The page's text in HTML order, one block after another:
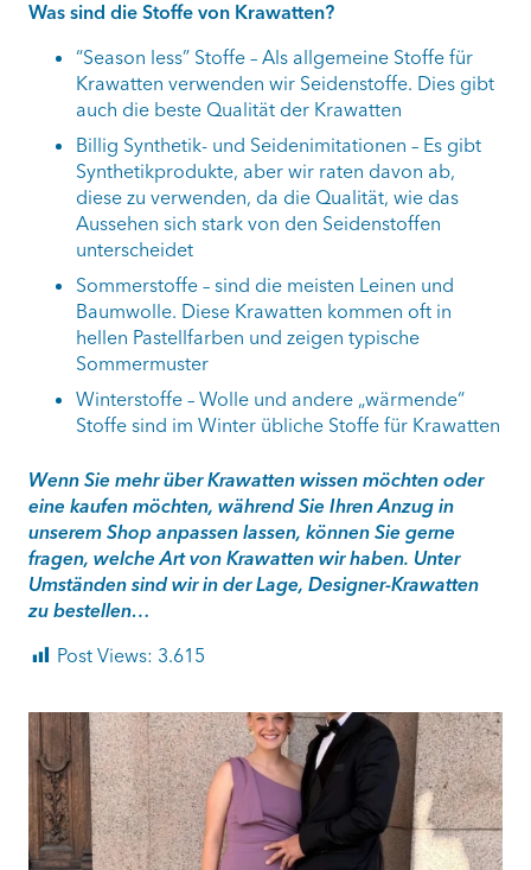
Was sind die Stoffe von Krawatten?
“Season less” Stoffe – Als allgemeine Stoffe für
Krawatten verwenden wir Seidenstoffe. Dies gibt
auch die beste Qualität der Krawatten
Billig Synthetik- und Seidenimitationen – Es gibt
Synthetikprodukte, aber wir raten davon ab,
diese zu verwenden, da die Qualität, wie das
Aussehen sich stark von den Seidenstoffen
unterscheidet
Sommerstoffe – sind die meisten Leinen und
Baumwolle. Diese Krawatten kommen oft in
hellen Pastellfarben und zeigen typische
Sommermuster
Winterstoffe – Wolle und andere „wärmende“
Stoffe sind im Winter übliche Stoffe für Krawatten
Wenn Sie mehr über Krawatten wissen möchten oder
eine kaufen möchten, während Sie Ihren Anzug in
unserem Shop anpassen lassen, können Sie gerne
fragen, welche Art von Krawatten wir haben. Unter
Umständen sind wir in der Lage, Designer-Krawatten
zu bestellen…
Post Views: 3.615
ashtailorsamui
Aug. 1